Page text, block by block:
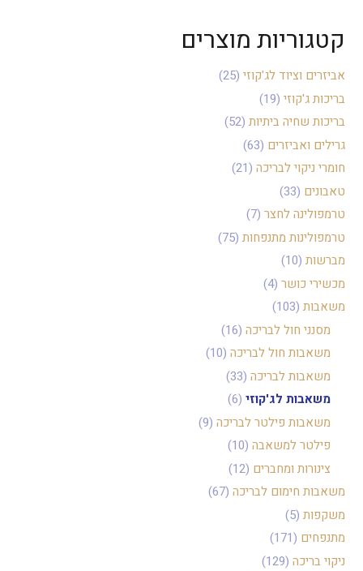
קטגוריות מוצרים
אביזרים וציוד לג'קוזי (25)
בריכות ג'קוזי (19)
בריכות שחיה ביתיות (52)
גרילים ואביזרים (63)
חומרי ניקוי לבריכה (21)
טאבונים (33)
טרמפולינה לחצר (7)
טרמפולינות מתנפחות (75)
מברשות (10)
מכשירי כושר (4)
משאבות (103)
מסנני חול לבריכה (16)
משאבות חול לבריכה (10)
משאבות לבריכה (33)
משאבות לג'קוזי (6)
משאבות פילטר לבריכה (9)
פילטר למשאבה (10)
צינורות ומחברים (12)
משאבות חימום לבריכה (67)
משקפות (5)
מתנפחים (171)
ניקוי בריכה (129)